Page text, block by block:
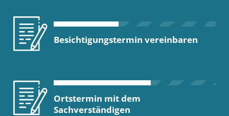
Besichtigungstermin vereinbaren
Ortstermin mit dem
Sachverständigen